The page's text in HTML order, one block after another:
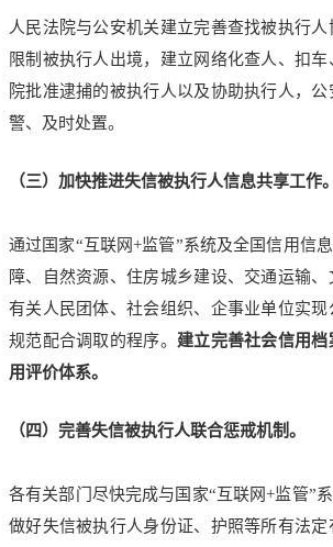
人民法院与公安机关建立完善查找被执行
限制被执行人出境，建立网络化查人、扣车
院批准逮捕的被执行人以及协助执行人，公
警、及时处置。
（三）加快推进失信被执行人信息共享工作。
通过国家“互联网+监管”系统及全国信用信
障、自然资源、住房城乡建设、交通运输
有关人民团体、社会组织、企事业单位实现
规范配合调取的程序。 建立完善社会信用
用评价体系。
（四）完善失信被执行人联合惩戒机制。
各有关部门尽快完成与国家“互联网+监管”
做好失信被执行人身份证、护照等所有法